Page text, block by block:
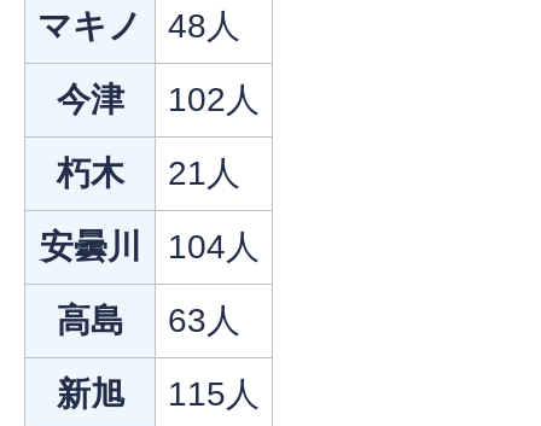
マキノ
48人
今津
102人
朽木
21人
安曇川
104人
高島
63人
新旭
115人